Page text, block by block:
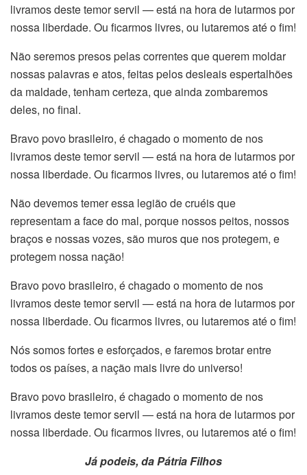
livramos deste temor servil — está na hora de lutarmos por
nossa liberdade. Ou ficarmos livres, ou lutaremos até o fim!
Não seremos presos pelas correntes que querem moldar
nossas palavras e atos, feitas pelos desleais espertalhões
da maldade, tenham certeza, que ainda zombaremos
deles, no final.
Bravo povo brasileiro, é chagado o momento de nos
livramos deste temor servil — está na hora de lutarmos por
nossa liberdade. Ou ficarmos livres, ou lutaremos até o fim!
Não devemos temer essa legião de cruéis que
representam a face do mal, porque nossos peitos, nossos
braços e nossas vozes, são muros que nos protegem, e
protegem nossa nação!
Bravo povo brasileiro, é chagado o momento de nos
livramos deste temor servil — está na hora de lutarmos por
nossa liberdade. Ou ficarmos livres, ou lutaremos até o fim!
Nós somos fortes e esforçados, e faremos brotar entre
todos os países, a nação mais livre do universo!
Bravo povo brasileiro, é chagado o momento de nos
livramos deste temor servil — está na hora de lutarmos por
nossa liberdade. Ou ficarmos livres, ou lutaremos até o fim!
Já podeis, da Pátria Filhos